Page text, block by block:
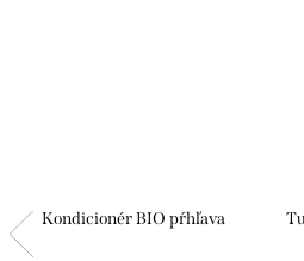
Kondicionér BIO pŕhľava